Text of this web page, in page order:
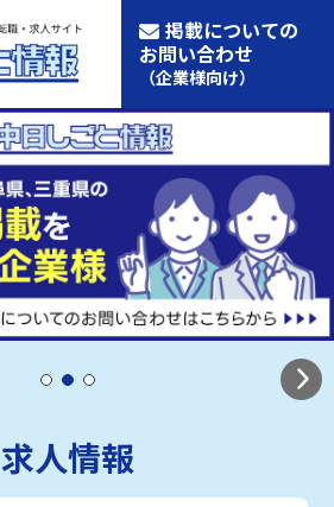
掲載についての
お問い合わせ
（企業様向け）
求人情報